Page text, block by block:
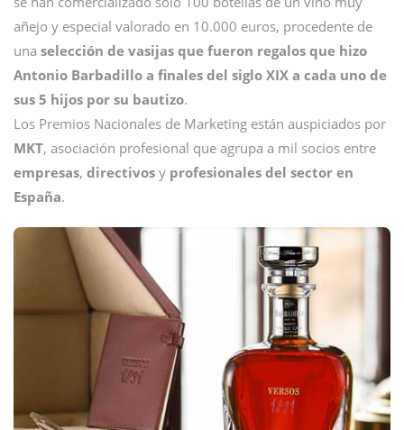
añejo y especial valorado en 10.000 euros, procedente de
una selección de vasijas que fueron regalos que hizo
Antonio Barbadillo a finales del siglo XIX a cada uno de
sus 5 hijos por su bautizo.
Los Premios Nacionales de Marketing están auspiciados por
MKT, asociación profesional que agrupa a mil socios entre
empresas, directivos y profesionales del sector en
España.